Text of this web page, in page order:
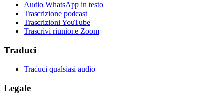
Audio WhatsApp in testo
Trascrizione podcast
Trascrizioni YouTube
Trascrivi riunione Zoom
Traduci
Traduci qualsiasi audio
Legale